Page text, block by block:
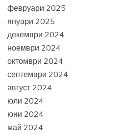
февруари 2025
януари 2025
декември 2024
ноември 2024
октомври 2024
септември 2024
август 2024
юли 2024
юни 2024
май 2024